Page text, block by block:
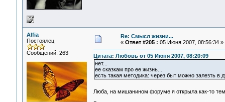
Alfia
Постоялец
Сообщений: 263
Re: Смысл жизни...
« Ответ #205 : 05 Июня 2007, 08:56:34 »
Цитата: Любовь от 05 Июня 2007, 08:20:09
нет...
ее сказкам про ее жизнь...
есть такая методика: через быт можно залезть в
Люба, на мишанином форуме я открыла как-то